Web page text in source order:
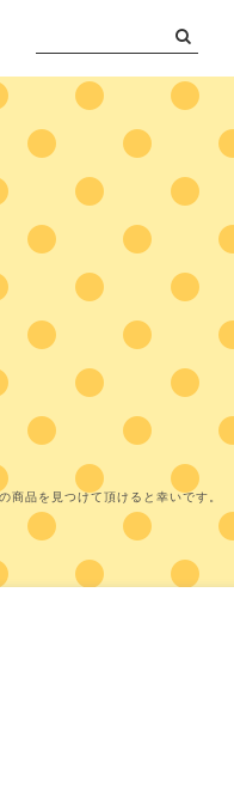
品を見つけて頂けると幸いです。